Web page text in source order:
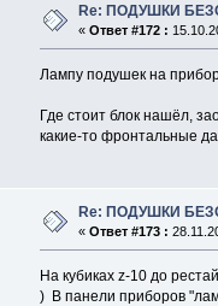
Re: ПОДУШКИ
«Ответ #172 :
Лампу подушек на
Где стоит блок нашёл,
какие-то фронтальные
Re: ПОДУШКИ
«Ответ #173 :
На кубиках z-10 до
) В панели приборов